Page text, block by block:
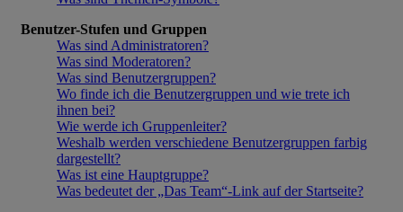
Benutzer-Stufen und Gruppen
Was sind Administratoren?
Was sind Moderatoren?
Was sind Benutzergruppen?
Wo finde ich die Benutzergruppen und wie trete ich
ihnen bei?
Wie werde ich Gruppenleiter?
Weshalb werden verschiedene Benutzergruppen farbig
dargestellt?
Was ist eine Hauptgruppe?
Was bedeutet der „Das Team“-Link auf der Startseite?